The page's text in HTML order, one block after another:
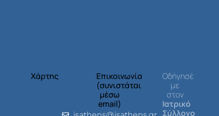
Χάρτης
Επικοινωνία
(συνιστάται
μέσω
email)
Οδήγησέ
με
στον
Ιατρικό
Σύλλογο